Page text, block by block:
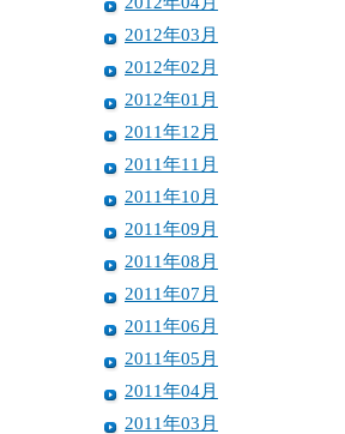
2012年03月
2012年02月
2012年01月
2011年12月
2011年11月
2011年10月
2011年09月
2011年08月
2011年07月
2011年06月
2011年05月
2011年04月
2011年03月